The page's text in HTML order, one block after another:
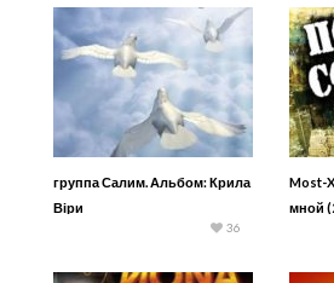
группа Салим. Альбом: Крила
Віри
36
Most-
мной